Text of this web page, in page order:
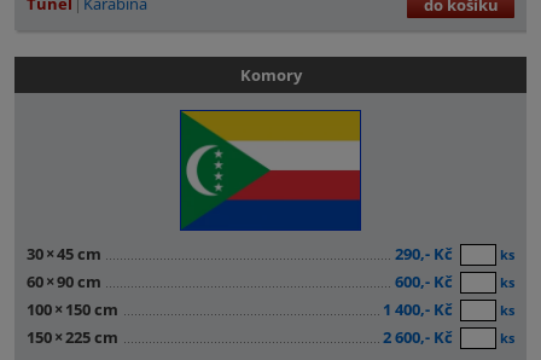
do košíku
Komory
30×45 cm 290,- Kč ks
60×90 cm 600,- Kč ks
100× 150 cm 1 400,- Kč ks
150×225 cm 2 600,- Kč ks